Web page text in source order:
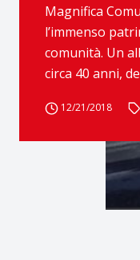
Magnifica
l’immenso
comunità. Un
circa 40 anni,
12/21/2018